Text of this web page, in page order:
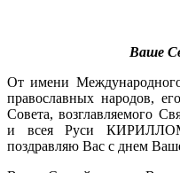
Ваше
От имени
православных народов,
Совета, возглавляемого
и всея Руси
поздравляю Вас с днем